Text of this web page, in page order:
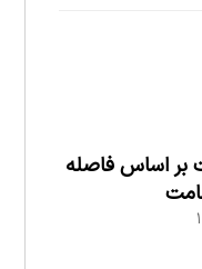
بر اساس فاصله